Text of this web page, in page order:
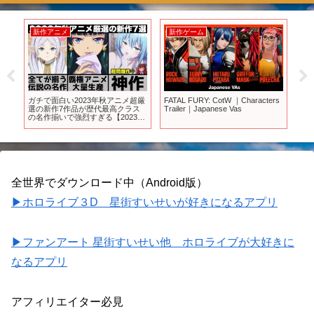
新作アニメ
ガチで面白い2023年秋アニメ超厳
選の新作7作品が歴代最高クラス
の名作揃いで強烈すぎる【2023年
レン】【シャンフロ】【ひきこま
り吸血姫】
新作ゲーム
FATAL FURY: CotW ｜Characters
Trailer｜Japanese Vas
全世界でダウンロード中（Android版）
▶ホロライブ３D 星街すいせいが好きになるアプリ
▶ファンアート 星街すいせい他 ホロライブが大好きに
なるアプリ
アフィリエイター必見